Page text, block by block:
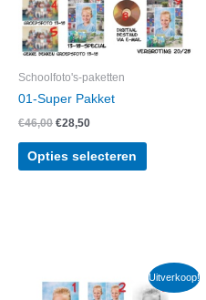
Schoolfoto's-paketten
01-Super Pakket
€46,00 Oorspronkelijke
was:
€28,50Huidige
is:
Opties selecteren
Uitverkoop!